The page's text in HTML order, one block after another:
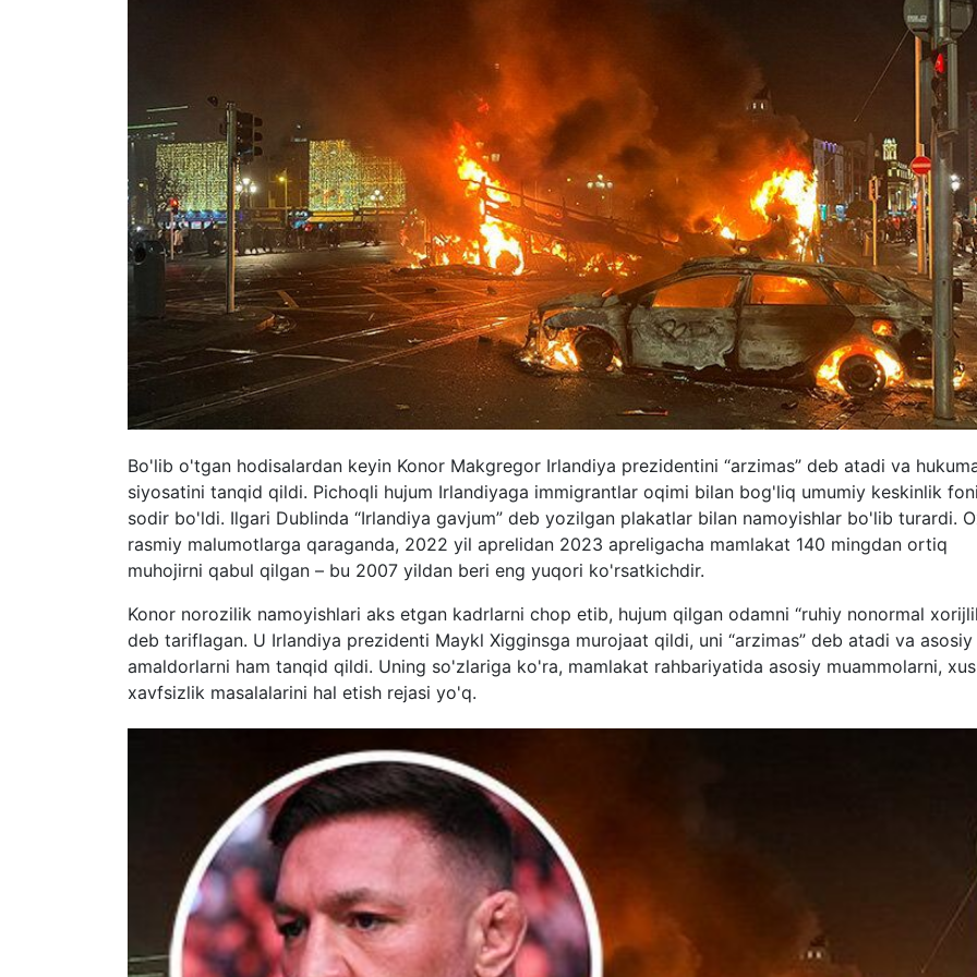
Bo'lib o'tgan hodisalardan keyin Konor Makgregor Irlandiya prezidentini “arzimas” deb atadi va
siyosatini tanqid qildi. Pichoqli hujum Irlandiyaga immigrantlar oqimi bilan bog'liq umumiy keskinlik
sodir bo'ldi. Ilgari Dublinda “Irlandiya gavjum” deb yozilgan plakatlar bilan namoyishlar bo'lib turardi.
rasmiy malumotlarga qaraganda, 2022 yil aprelidan 2023 apreligacha mamlakat 140 mingdan ortiq
muhojirni qabul qilgan – bu 2007 yildan beri eng yuqori ko'rsatkichdir.
Konor norozilik namoyishlari aks etgan kadrlarni chop etib, hujum qilgan odamni “ruhiy nonormal
deb tariflagan. U Irlandiya prezidenti Maykl Xigginsga murojaat qildi, uni “arzimas” deb atadi va asosiy
amaldorlarni ham tanqid qildi. Uning so'zlariga ko'ra, mamlakat rahbariyatida asosiy muammolarni,
xavfsizlik masalalarini hal etish rejasi yo'q.